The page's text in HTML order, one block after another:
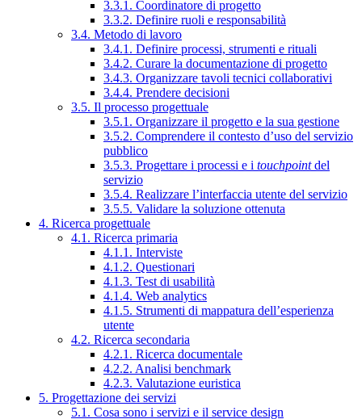
3.3.1. Coordinatore di progetto
3.3.2. Definire ruoli e responsabilità
3.4. Metodo di lavoro
3.4.1. Definire processi, strumenti e rituali
3.4.2. Curare la documentazione di progetto
3.4.3. Organizzare tavoli tecnici collaborativi
3.4.4. Prendere decisioni
3.5. Il processo progettuale
3.5.1. Organizzare il progetto e la sua gestione
3.5.2. Comprendere il contesto d’uso del servizio
pubblico
3.5.3. Progettare i processi e i touchpointdel
servizio
3.5.4. Realizzare l’interfaccia utente del servizio
3.5.5. Validare la soluzione ottenuta
4. Ricerca progettuale
4.1. Ricerca primaria
4.1.1. Interviste
4.1.2. Questionari
4.1.3. Test di usabilità
4.1.4. Web analytics
4.1.5. Strumenti di mappatura dell’esperienza
utente
4.2. Ricerca secondaria
4.2.1. Ricerca documentale
4.2.2. Analisi benchmark
4.2.3. Valutazione euristica
5. Progettazione dei servizi
5.1. Cosa sono i servizi e il service design